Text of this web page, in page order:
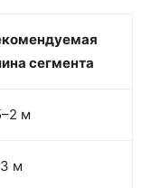
сегмента
м
м